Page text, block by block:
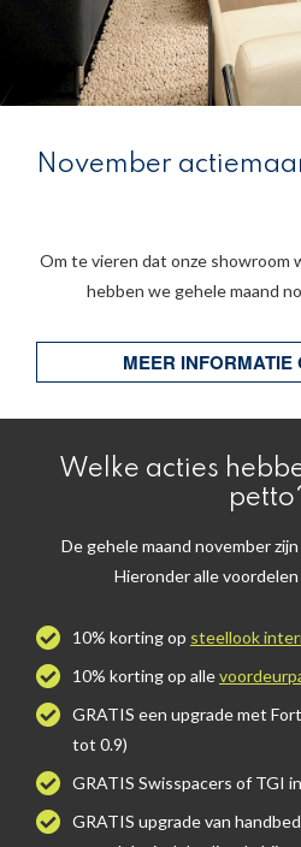
November
Om te vieren dat onze showroom
hebben we gehele maand
MEER INFORMATIE
Welke acties
De gehele maand november
Hieronder alle
10% korting op steellook
10% korting op alle
GRATIS een upgrade met
tot 0.9)
GRATIS Swisspacers of TGI
GRATIS upgrade van